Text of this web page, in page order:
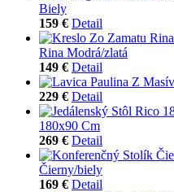
Biely
159 € Detail
Rina Modrá/zlatá
149 € Detail
229 € Detail
180x90 Cm
269 € Detail
Čierny/biely
169 € Detail